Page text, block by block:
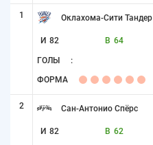
1 Оклахома-Сити Тандер
И 82 В 64
ГОЛЫ :
ФОРМА
2 Сан-Антонио Спёрс
И 82 В 62